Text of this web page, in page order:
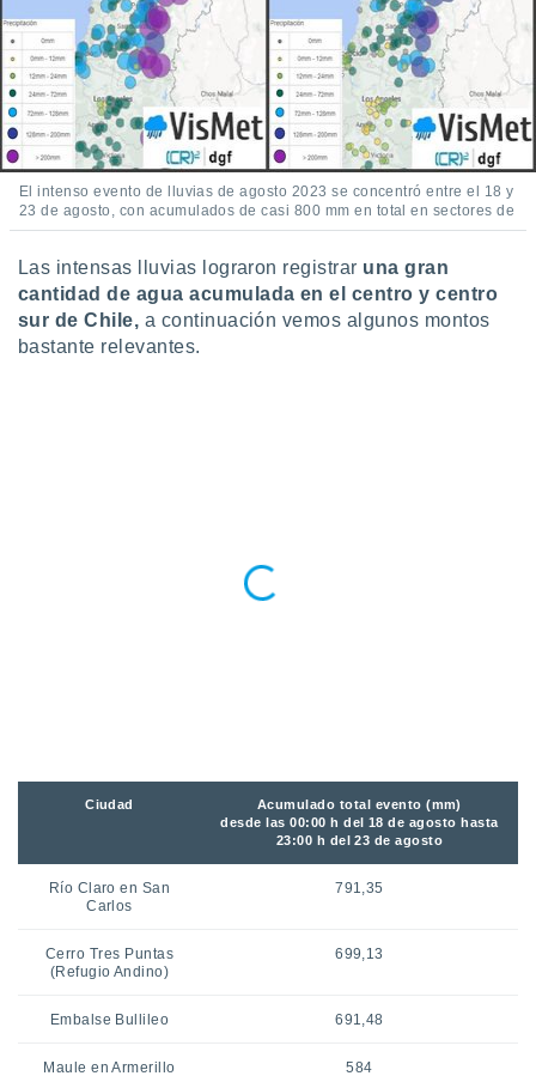
utilizar
crear un
uso de
la
contenido
de la
el
de
1199
El intenso evento de lluvias de agosto 2023 se concentró entre el 18 y
23 de agosto, con acumulados de casi 800 mm en total en sectores de
Las intensas lluvias lograron registrar una gran
cantidad de agua acumulada en el centro y centro
sur de Chile, a continuación vemos algunos montos
bastante relevantes.
Ciudad
Acumulado total evento (mm)
desde las 00:00 h del 18 de agosto hasta
23:00 h del 23 de agosto
Río Claro en San
Carlos
791,35
Cerro Tres Puntas
(Refugio Andino)
699,13
Embalse Bullileo 691,48
Maule en Armerillo 584